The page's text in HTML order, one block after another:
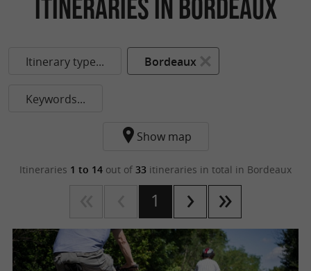
itineraries in Bordeaux
Itinerary type... Bordeaux
Keywords...
Show map
Itineraries 1 to 14 out of 33 itineraries in total in Bordeaux
1